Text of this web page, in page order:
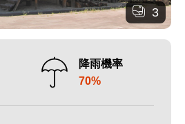
3
降雨機率
70%